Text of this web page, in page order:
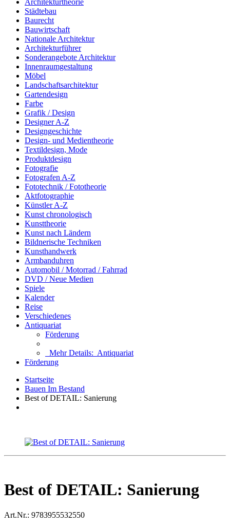
Architekturtheorie
Städtebau
Baurecht
Bauwirtschaft
Nationale Architektur
Architekturführer
Sonderangebote Architektur
Innenraumgestaltung
Möbel
Landschaftsarchitektur
Gartendesign
Farbe
Grafik / Design
Designer A-Z
Designgeschichte
Design- und Medientheorie
Textildesign, Mode
Produktdesign
Fotografie
Fotografen A-Z
Fototechnik / Fototheorie
Aktfotographie
Künstler A-Z
Kunst chronologisch
Kunsttheorie
Kunst nach Ländern
Bildnerische Techniken
Kunsthandwerk
Armbanduhren
Automobil / Motorrad / Fahrrad
DVD / Neue Medien
Spiele
Kalender
Reise
Verschiedenes
Antiquariat
Förderung
Mehr Details: Antiquariat
Förderung
Startseite
Bauen Im Bestand
Best of DETAIL: Sanierung
Best of DETAIL: Sanierung
Art.Nr.: 9783955532550